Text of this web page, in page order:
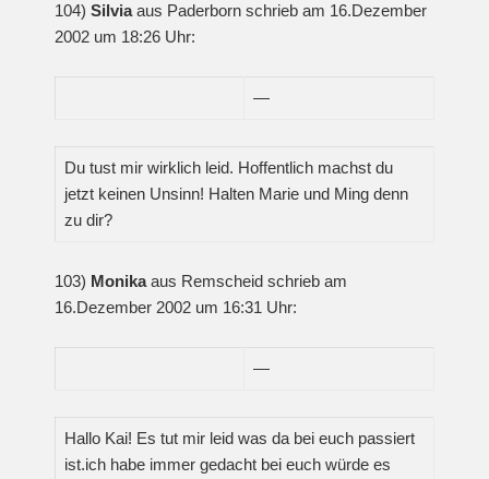
104) Silviaaus Paderborn schrieb am 16.Dezember
2002 um 18:26 Uhr:
—
Du tust mir wirklich leid. Hoffentlich machst du
jetzt keinen Unsinn! Halten Marie und Ming denn
zu dir?
103) Monikaaus Remscheid schrieb am
16.Dezember 2002 um 16:31 Uhr:
—
Hallo Kai! Es tut mir leid was da bei euch passiert
ist.ich habe immer gedacht bei euch würde es